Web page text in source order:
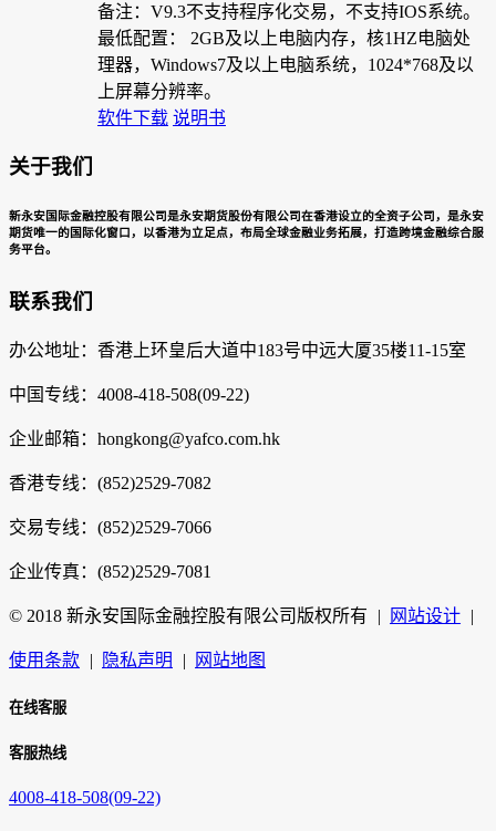
备注：V9.3不支持程序化交易，不支持IOS系统。
最低配置： 2GB及以上电脑内存，核1HZ电脑处
理器，Windows7及以上电脑系统，1024*768及以
上屏幕分辨率。
软件下载 说明书
关于我们
新永安国际金融控股有限公司是永安期货股份有限公司在香港设立的全资子公司，是永安
期货唯一的国际化窗口，以香港为立足点，布局全球金融业务拓展，打造跨境金融综合服
务平台。
联系我们
办公地址：香港上环皇后大道中183号中远大厦35楼11-15室
中国专线：4008-418-508(09-22)
企业邮箱：hongkong@yafco.com.hk
香港专线：(852)2529-7082
交易专线：(852)2529-7066
企业传真：(852)2529-7081
© 2018 新永安国际金融控股有限公司版权所有 | 网站设计 |
使用条款 | 隐私声明 | 网站地图
在线客服
客服热线
4008-418-508(09-22)